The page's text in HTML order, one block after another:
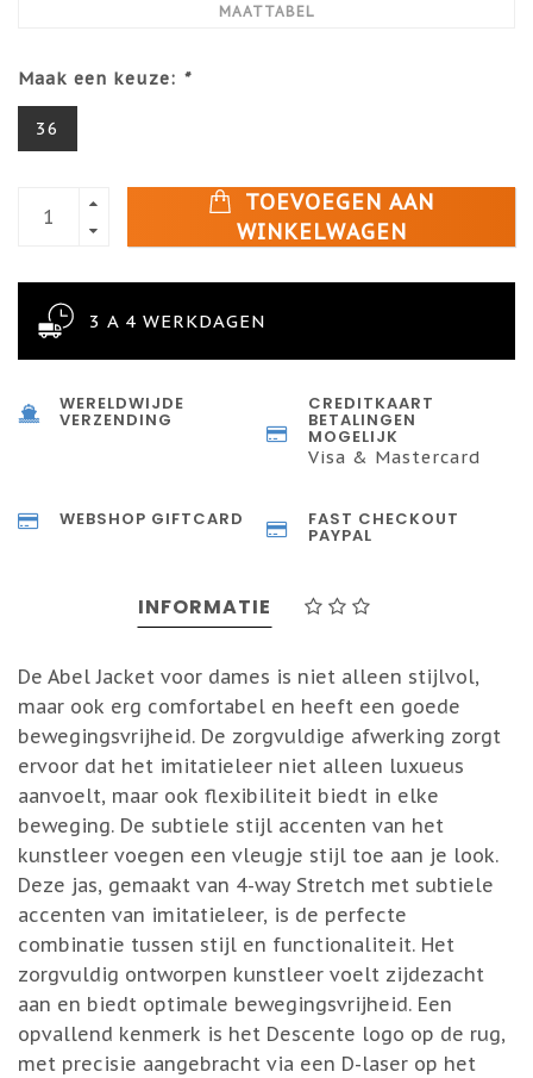
MAATTABEL
Maak een keuze: *
36
TOEVOEGEN AAN
WINKELWAGEN
3 A 4 WERKDAGEN
WERELDWIJDE
VERZENDING
CREDITKAART
BETALINGEN
MOGELIJK
Visa & Mastercard
WEBSHOP GIFTCARD FAST CHECKOUT
PAYPAL
INFORMATIE
De Abel Jacket voor dames is niet alleen stijlvol,
maar ook erg comfortabel en heeft een goede
bewegingsvrijheid. De zorgvuldige afwerking zorgt
ervoor dat het imitatieleer niet alleen luxueus
aanvoelt, maar ook flexibiliteit biedt in elke
beweging. De subtiele stijl accenten van het
kunstleer voegen een vleugje stijl toe aan je look.
Deze jas, gemaakt van 4-way Stretch met subtiele
accenten van imitatieleer, is de perfecte
combinatie tussen stijl en functionaliteit. Het
zorgvuldig ontworpen kunstleer voelt zijdezacht
aan en biedt optimale bewegingsvrijheid. Een
opvallend kenmerk is het Descente logo op de rug,
met precisie aangebracht via een D-laser op het